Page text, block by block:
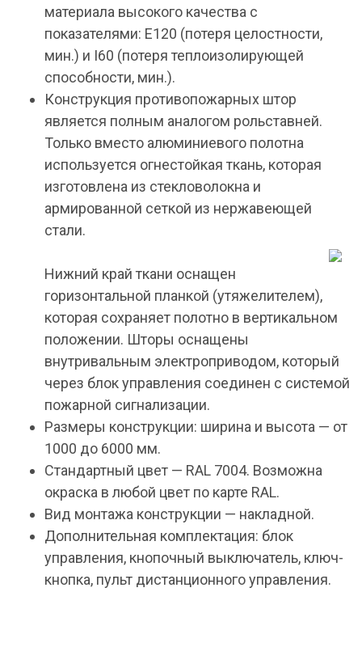
материала высокого качества с
показателями: E120 (потеря целостности,
мин.) и I60 (потеря теплоизолирующей
способности, мин.).
Конструкция противопожарных штор
является полным аналогом рольставней.
Только вместо алюминиевого полотна
используется огнестойкая ткань, которая
изготовлена из стекловолокна и
армированной сеткой из нержавеющей
стали.
Нижний край ткани оснащен
горизонтальной планкой (утяжелителем),
которая сохраняет полотно в вертикальном
положении. Шторы оснащены
внутривальным электроприводом, который
через блок управления соединен с системой
пожарной сигнализации.
Размеры конструкции: ширина и высота — от
1000 до 6000 мм.
Стандартный цвет — RAL 7004. Возможна
окраска в любой цвет по карте RAL.
Вид монтажа конструкции — накладной.
Дополнительная комплектация: блок
управления, кнопочный выключатель, ключ-
кнопка, пульт дистанционного управления.